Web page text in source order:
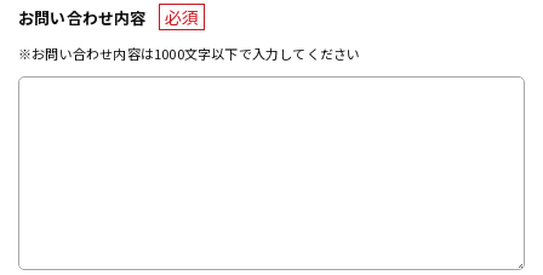
お問い合わせ内容 必須
※お問い合わせ内容は1000文字以下で入力してください